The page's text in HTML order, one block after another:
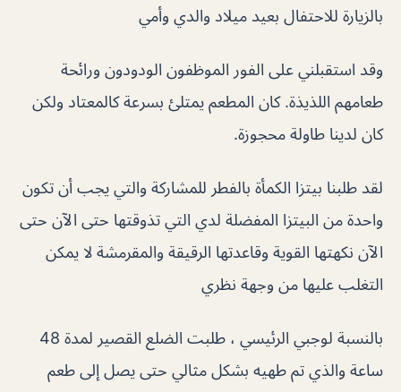
بالزيارة للاحتفال بعيد ميلاد والدي وأمي
وقد استقبلني على الفور الموظفون الودودون ورائحة
طعامهم اللذيذة. كان المطعم يمتلئ بسرعة كالمعتاد ولكن
كان لدينا طاولة محجوزة.
لقد طلبنا بيتزا الكمأة بالفطر للمشاركة والتي يجب أن تكون
واحدة من البيتزا المفضلة لدي التي تذوقتها حتى الآن حتى
الآن نكهتها القوية وقاعدتها الرقيقة والمقرمشة لا يمكن
التغلب عليها من وجهة نظري
بالنسبة لوجبي الرئيسي ، طلبت الضلع القصير لمدة 48
ساعة والذي تم طهيه بشكل مثالي حتى يصل إلى طعم